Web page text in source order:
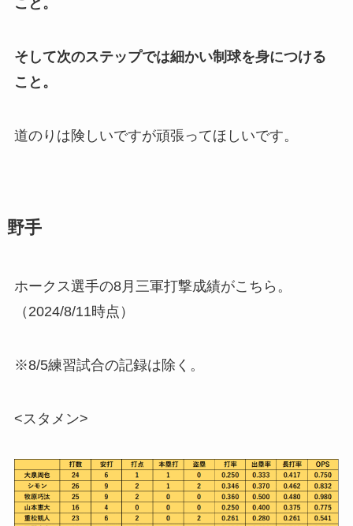
こと。
そして次のステップでは細かい制球を身につける
こと。
道のりは険しいですが頑張ってほしいです。
野手
ホークス選手の8月三軍打撃成績がこちら。
（2024/8/11時点）
※8/5練習試合の記録は除く。
<スタメン>